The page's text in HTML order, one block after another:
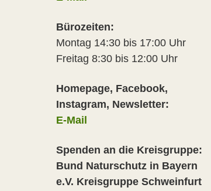
Bürozeiten:
Montag 14:30 bis 17:00 Uhr
Freitag 8:30 bis 12:00 Uhr
Homepage, Facebook,
Instagram, Newsletter:
E-Mail
Spenden an die Kreisgruppe:
Bund Naturschutz in Bayern
e.V. Kreisgruppe Schweinfurt